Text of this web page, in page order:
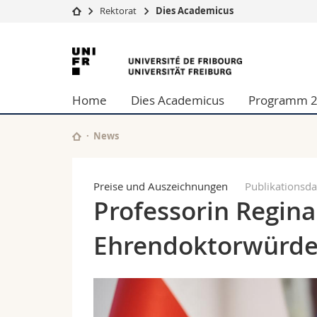
Universität
Studium
Forschung
Universität
Weiterbildung
Wirtschafts-
Philosophische
Rektorat Dies Academicus
Universität
Freiburg
Home Dies Academicus Programm
News
Preise und Auszeichnungen
Professorin
Ehrendoktorwürde